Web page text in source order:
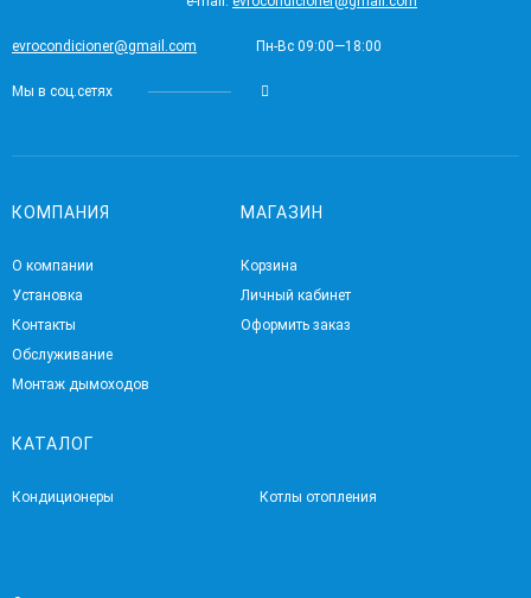
evrocondicioner@gmail.com Пн-Вс 09:00—18:00
Мы в соц.сетях
КОМПАНИЯ
О компании
Установка
Контакты
Обслуживание
Монтаж дымоходов
МАГАЗИН
Корзина
Личный кабинет
Оформить заказ
КАТАЛОГ
Кондиционеры Котлы отопления